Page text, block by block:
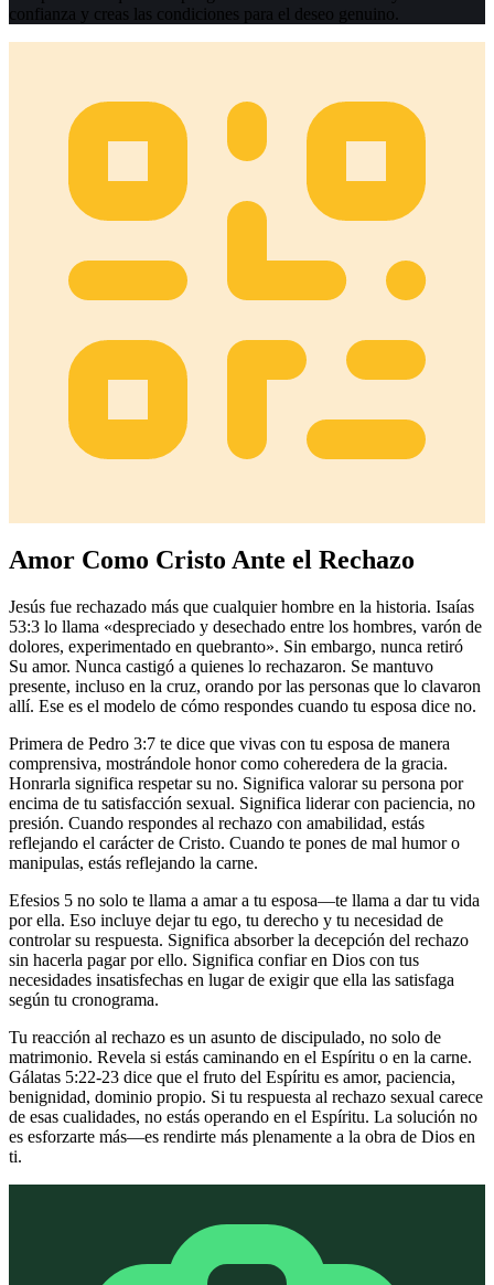
confianza y creas las condiciones para el deseo genuino.
Amor Como Cristo Ante el Rechazo
Jesús fue rechazado más que cualquier hombre en la historia. Isaías
53:3 lo llama «despreciado y desechado entre los hombres, varón de
dolores, experimentado en quebranto». Sin embargo, nunca retiró
Su amor. Nunca castigó a quienes lo rechazaron. Se mantuvo
presente, incluso en la cruz, orando por las personas que lo clavaron
allí. Ese es el modelo de cómo respondes cuando tu esposa dice no.
Primera de Pedro 3:7 te dice que vivas con tu esposa de manera
comprensiva, mostrándole honor como coheredera de la gracia.
Honrarla significa respetar su no. Significa valorar su persona por
encima de tu satisfacción sexual. Significa liderar con paciencia, no
presión. Cuando respondes al rechazo con amabilidad, estás
reflejando el carácter de Cristo. Cuando te pones de mal humor o
manipulas, estás reflejando la carne.
Efesios 5 no solo te llama a amar a tu esposa—te llama a dar tu vida
por ella. Eso incluye dejar tu ego, tu derecho y tu necesidad de
controlar su respuesta. Significa absorber la decepción del rechazo
sin hacerla pagar por ello. Significa confiar en Dios con tus
necesidades insatisfechas en lugar de exigir que ella las satisfaga
según tu cronograma.
Tu reacción al rechazo es un asunto de discipulado, no solo de
matrimonio. Revela si estás caminando en el Espíritu o en la carne.
Gálatas 5:22-23 dice que el fruto del Espíritu es amor, paciencia,
benignidad, dominio propio. Si tu respuesta al rechazo sexual carece
de esas cualidades, no estás operando en el Espíritu. La solución no
es esforzarte más—es rendirte más plenamente a la obra de Dios en
ti.